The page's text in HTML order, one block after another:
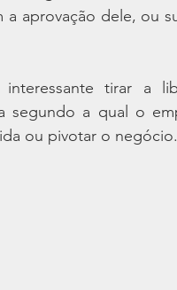
aprovação dele, ou
tirar a
segundo a qual o
ou pivotar o negócio.